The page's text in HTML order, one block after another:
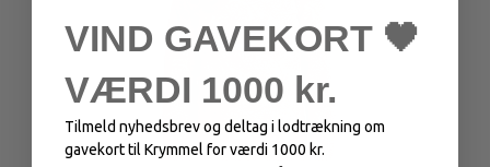
VIND GAVEKORT 🖤
VÆRDI 1000 kr.
Tilmeld nyhedsbrev og deltag i lodtrækning om
gavekort til Krymmel for værdi 1000 kr.